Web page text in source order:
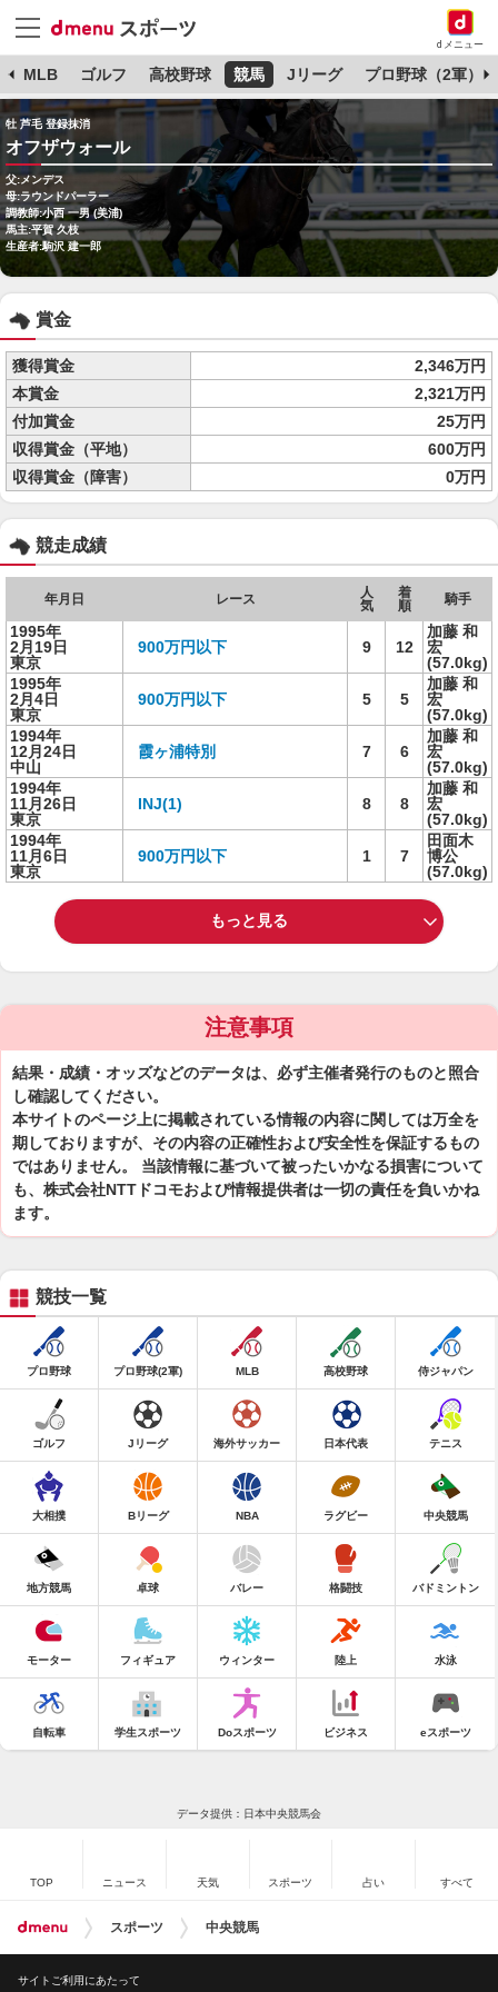
dメニュー
MLB ゴルフ 高校野球 競馬 Jリーグ プロ野球（2軍）
牡 芦毛 登録抹消
オフザウォール
父:メンデス
母:ラウンドパーラー
調教師:小西 一男 (美浦)
馬主:平賀 久枝
生産者:駒沢 建一郎
賞金
獲得賞金
2,346万円
本賞金
2,321万円
付加賞金
25万円
収得賞金（平地）
600万円
収得賞金（障害）
0万円
競走成績
年月日 レース
人
気
着
順
騎手
1995年
2月19日
東京
900万円以下 9 12
加藤 和
宏
(57.0kg)
1995年
2月4日
東京
900万円以下 5 5
加藤 和
宏
(57.0kg)
1994年
12月24日
中山
霞ヶ浦特別 7 6
加藤 和
宏
(57.0kg)
1994年
11月26日
東京
INJ(1) 8 8
加藤 和
宏
(57.0kg)
1994年
11月6日
東京
900万円以下 1 7
田面木
博公
(57.0kg)
もっと見る
注意事項
結果・成績・オッズなどのデータは、必ず主催者発行のものと照合
し確認してください。
本サイトのページ上に掲載されている情報の内容に関しては万全を
期しておりますが、その内容の正確性および安全性を保証するもの
ではありません。 当該情報に基づいて被ったいかなる損害について
も、株式会社NTTドコモおよび情報提供者は一切の責任を負いかね
ます。
競技一覧
プロ野球 プロ野球(2軍) MLB 高校野球 侍ジャパン
ゴルフ Jリーグ 海外サッカー 日本代表 テニス
大相撲 Bリーグ NBA ラグビー 中央競馬
地方競馬 卓球 バレー 格闘技 バドミントン
モーター フィギュア ウィンター 陸上 水泳
自転車 学生スポーツ Doスポーツ ビジネス eスポーツ
データ提供：日本中央競馬会
TOP ニュース 天気 スポーツ 占い すべて
スポーツ 中央競馬
サイトご利用にあたって